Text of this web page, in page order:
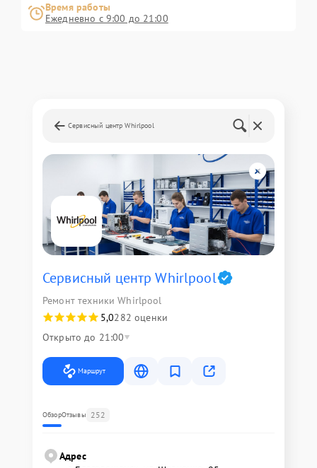
Время работы
Ежедневно с 9:00 до 21:00
Сервисный центр Whirlpool
Сервисный центр Whirlpool
Ремонт техники Whirlpool
5,0282 оценки
Открыто до 21:00
Маршрут
ОбзорОтзывы 252
Адрес